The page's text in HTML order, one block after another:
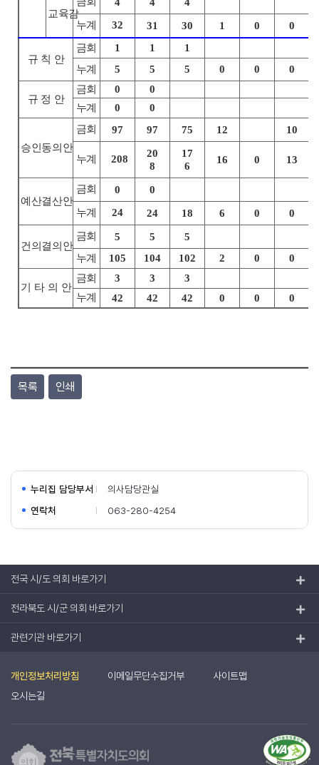
교육감
누계
32 31 30 1 0 0
규 칙 안
금회 1 1
1
누계
5 5 5 0 0 0
규 정 안
금회 0
0
누계
0 0
승인동의안
금회 97 97 75 12 10
누계 208
20
8
17
6
16 0 13
예산결산안
금회 0
0
누계
24 24 18 6 0 0
건의결의안
금회 5 5
5
누계
105 104 102 2 0 0
기타의 안
금회 3 3
3
누계
42 42 42 0 0 0
목록 인쇄
누리집 담당부서
의사담당관실
연락처
063-280-4254
전국 시/도 의회 바로가기
전라북도 시/군 의회 바로가기
관련기관 바로가기
개인정보처리방침 이메일무단수집거부
사이트맵
오시는길